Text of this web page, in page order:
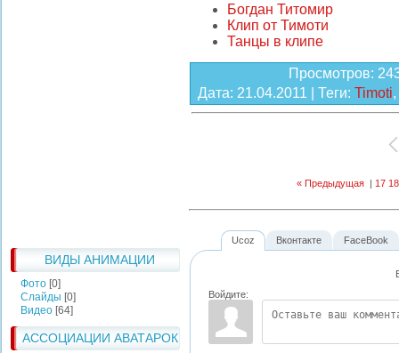
ВИДЫ АНИМАЦИИ
Фото [0]
Слайды [0]
Видео [64]
АССОЦИАЦИИ АВАТАРОК
Богдан Титомир
Клип от Тимоти
Танцы в клипе
Просмотров:
Дата: 21.04.2011 | Теги: Timoti,
« Предыдущая | 17 18
Ucoz
Войдите:
Вконтакте FaceBook